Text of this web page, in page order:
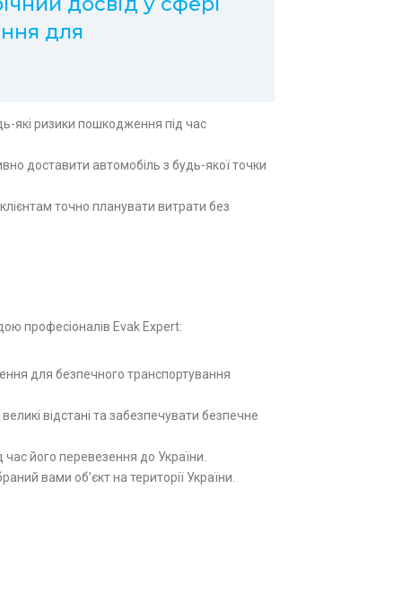
для
які ризики пошкодження під час
доставити автомобіль з будь-якої точки
точно планувати витрати без
професіоналів Evak Expert:
для безпечного транспортування
відстані та забезпечувати безпечне
його перевезення до України.
вами об’єкт на території України.